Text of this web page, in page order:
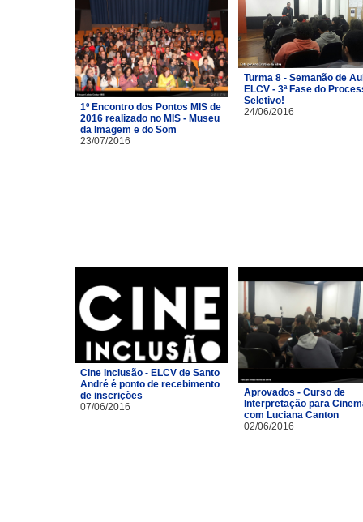
1º Encontro dos Pontos MIS de
2016 realizado no MIS - Museu
da Imagem e do Som
23/07/2016
Turma 8 - Semanão de
ELCV - 3ª Fase do
Seletivo!
24/06/2016
Cine Inclusão - ELCV de Santo
André é ponto de recebimento
de inscrições
07/06/2016
Aprovados - Curso de
Interpretação para
com Luciana Canton
02/06/2016